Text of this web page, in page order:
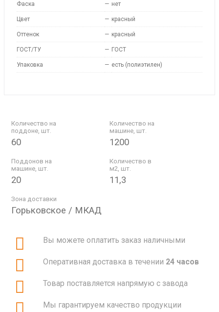
Фаска — нет
Цвет — красный
Оттенок — красный
ГОСТ/ТУ — ГОСТ
Упаковка — есть (полиэтилен)
Количество на
поддоне, шт.
60
Количество на
машине, шт.
1200
Поддонов на
машине, шт.
20
Количество в
м2, шт.
11,3
Зона доставки
Горьковское / МКАД
Вы можете оплатить заказ наличными
Оперативная доставка в течении 24 часов
Товар поставляется напрямую с завода
Мы гарантируем качество продукции